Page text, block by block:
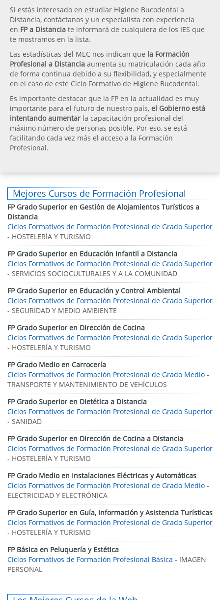
Si estás interesado en estudiar Higiene Bucodental a
Distancia, contáctanos y un especialista con experiencia
en FP a Distancia te informará de cualquiera de los IES que
te mostramos en la lista.
Las estadísticas del MEC nos indican que la Formación
Profesional a Distancia aumenta su matriculación cada año
de forma continua debido a su flexibilidad, y especialmente
en el caso de este Ciclo Formativo de Higiene Bucodental.
Es importante destacar que la FP en la actualidad es muy
importante para el futuro de nuestro país, el Gobierno está
intentando aumentar la capacitación profesional del
máximo número de personas posible. Por eso, se está
facilitando cada vez más el acceso a la Formación
Profesional.
Mejores Cursos de Formación Profesional
FP Grado Superior en Gestión de Alojamientos Turísticos a
Distancia
Ciclos Formativos de Formación Profesional de Grado Superior
- HOSTELERÍA Y TURISMO
FP Grado Superior en Educación Infantil a Distancia
Ciclos Formativos de Formación Profesional de Grado Superior
- SERVICIOS SOCIOCULTURALES Y A LA COMUNIDAD
FP Grado Superior en Educación y Control Ambiental
Ciclos Formativos de Formación Profesional de Grado Superior
- SEGURIDAD Y MEDIO AMBIENTE
FP Grado Superior en Dirección de Cocina
Ciclos Formativos de Formación Profesional de Grado Superior
- HOSTELERÍA Y TURISMO
FP Grado Medio en Carrocería
Ciclos Formativos de Formación Profesional de Grado Medio -
TRANSPORTE Y MANTENIMIENTO DE VEHÍCULOS
FP Grado Superior en Dietética a Distancia
Ciclos Formativos de Formación Profesional de Grado Superior
- SANIDAD
FP Grado Superior en Dirección de Cocina a Distancia
Ciclos Formativos de Formación Profesional de Grado Superior
- HOSTELERÍA Y TURISMO
FP Grado Medio en Instalaciones Eléctricas y Automáticas
Ciclos Formativos de Formación Profesional de Grado Medio -
ELECTRICIDAD Y ELECTRÓNICA
FP Grado Superior en Guía, Información y Asistencia Turísticas
Ciclos Formativos de Formación Profesional de Grado Superior
- HOSTELERÍA Y TURISMO
FP Básica en Peluquería y Estética
Ciclos Formativos de Formación Profesional Básica - IMAGEN
PERSONAL